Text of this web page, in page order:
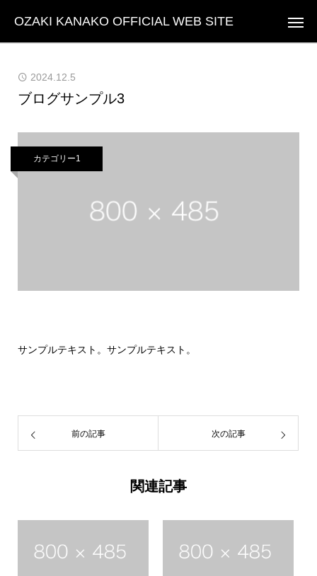
OZAKI KANAKO OFFICIAL WEB SITE
2024.12.5
ブログサンプル3
カテゴリー1
サンプルテキスト。サンプルテキスト。
前の記事 次の記事
関連記事